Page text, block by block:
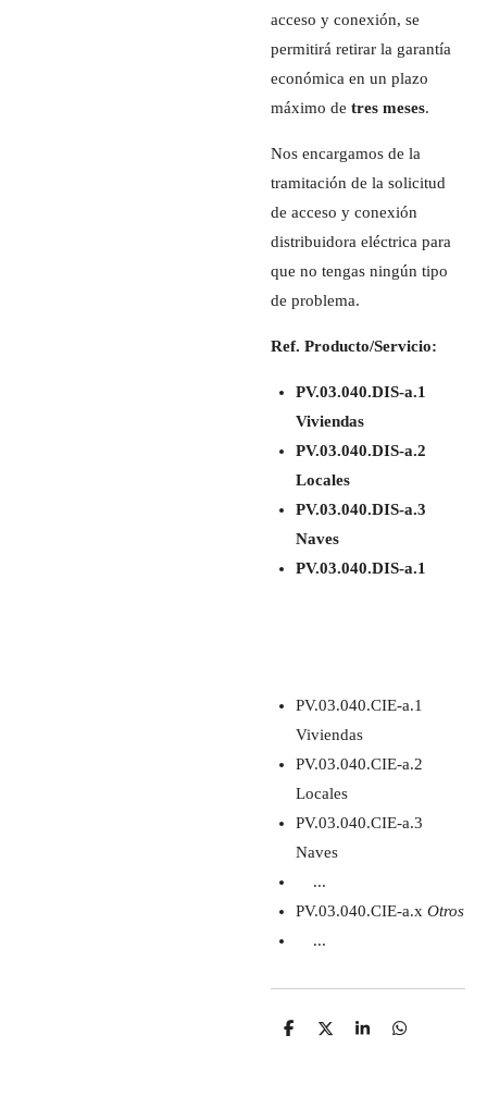
acceso y conexión, se
permitirá retirar la garantía
económica en un plazo
máximo de tres meses.
Nos encargamos de la
tramitación de la solicitud
de acceso y conexión
distribuidora eléctrica para
que no tengas ningún tipo
de problema.
Ref. Producto/Servicio:
PV.03.040.DIS-a.1
Viviendas
PV.03.040.DIS-a.2
Locales
PV.03.040.DIS-a.3
Naves
PV.03.040.DIS-a.1
PV.03.040.CIE-a.1
Viviendas
PV.03.040.CIE-a.2
Locales
PV.03.040.CIE-a.3
Naves
...
PV.03.040.CIE-a.x Otros
...
C
C
C
C